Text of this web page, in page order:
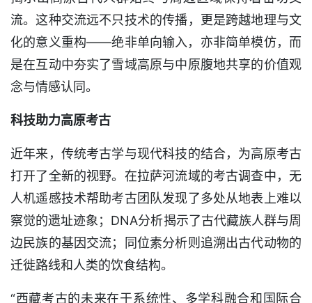
流。这种交流远不只技术的传播，更是跨越地理与文
化的意义重构——绝非单向输入，亦非简单模仿，而
是在互动中夯实了雪域高原与中原腹地共享的价值观
念与情感认同。
科技助力高原考古
近年来，传统考古学与现代科技的结合，为高原考古
打开了全新的视野。在拉萨河流域的考古调查中，无
人机遥感技术帮助考古团队发现了多处从地表上难以
察觉的遗址迹象；DNA分析揭示了古代藏族人群与周
边民族的基因交流；同位素分析则追溯出古代动物的
迁徙路线和人类的饮食结构。
“西藏考古的未来在于系统性、多学科融合和国际合